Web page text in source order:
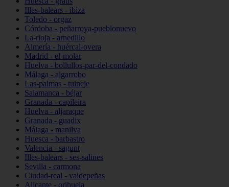
Illes-balears - ibiza
Toledo - orgaz
Córdoba - peñarroya-pueblonuevo
La-rioja - arnedillo
Almería - huércal-overa
Madrid - el-molar
Huelva - bollullos-par-del-condado
Málaga - algarrobo
Las-palmas - tuineje
Salamanca - béjar
Granada - capileira
Huelva - aljaraque
Granada - guadix
Málaga - manilva
Huesca - barbastro
Valencia - sagunt
Illes-balears - ses-salines
Sevilla - carmona
Ciudad-real - valdepeñas
Alicante - orihuela